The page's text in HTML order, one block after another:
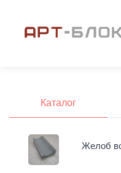
Каталог
Желоб